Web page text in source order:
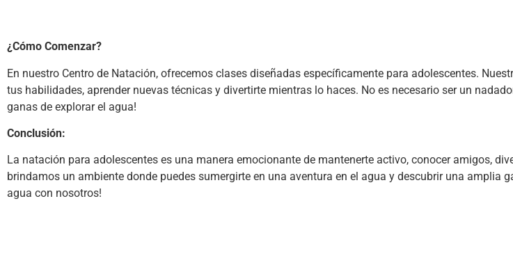
¿Cómo Comenzar?
En nuestro Centro de Natación, ofrecemos clases diseñadas específicamente para adolescentes.
tus habilidades, aprender nuevas técnicas y divertirte mientras lo haces. No es necesario ser un
ganas de explorar el agua!
Conclusión:
La natación para adolescentes es una manera emocionante de mantenerte activo, conocer amigos,
brindamos un ambiente donde puedes sumergirte en una aventura en el agua y descubrir una amplia
agua con nosotros!